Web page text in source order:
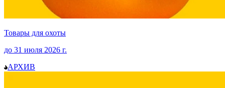
Товары для охоты
до 31 июля 2026 г.
АРХИВ